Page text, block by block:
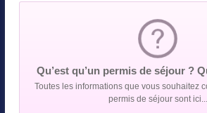
Qu’est qu’un permis de séjour ?
Toutes les informations que vous souhaitez
permis de séjour sont ici...